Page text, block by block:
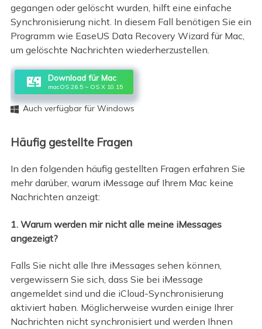
gegangen oder gelöscht wurden, hilft eine einfache
Synchronisierung nicht. In diesem Fall benötigen Sie ein
Programm wie EaseUS Data Recovery Wizard für Mac,
um gelöschte Nachrichten wiederherzustellen.
Download für Mac
macOS 26.5 ~ OS X 10.15
 Auch verfügbar für Windows
Häufig gestellte Fragen
In den folgenden häufig gestellten Fragen erfahren Sie
mehr darüber, warum iMessage auf Ihrem Mac keine
Nachrichten anzeigt:
1. Warum werden mir nicht alle meine iMessages
angezeigt?
Falls Sie nicht alle Ihre iMessages sehen können,
vergewissern Sie sich, dass Sie bei iMessage
angemeldet sind und die iCloud-Synchronisierung
aktiviert haben. Möglicherweise wurden einige Ihrer
Nachrichten nicht synchronisiert und werden Ihnen